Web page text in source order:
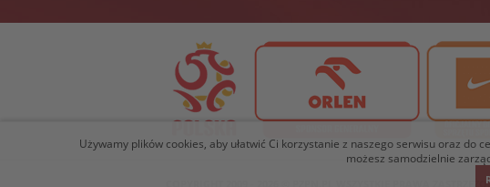
COPYRIGHT 2009 - 2026 © PZPN.PL WSZYSTKIE PRAWA
Używamy plików cookies, aby ułatwić Ci korzystanie z naszego serwisu oraz do
możesz samodzielnie